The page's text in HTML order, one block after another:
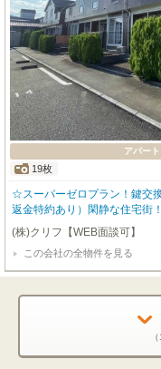
アパート
19枚
☆スーパーゼロプラン！鍵交
返金特約あり）閑静な住宅街
2台目相談可！小学校が近くて
(株)クリフ【WEB面談可】
この会社の全物件を見る
（